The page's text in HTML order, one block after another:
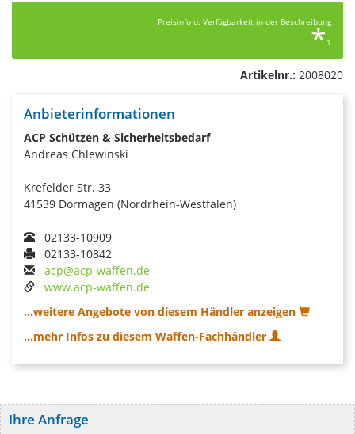
Preisinfo u. Verfügbarkeit in der Beschreibung
*1
Artikelnr.: 2008020
Anbieterinformationen
ACP Schützen & Sicherheitsbedarf
Andreas Chlewinski
Krefelder Str. 33
41539 Dormagen (Nordrhein-Westfalen)
02133-10909
02133-10842
acp@acp-waffen.de
www.acp-waffen.de
...weitere Angebote von diesem Händler anzeigen
...mehr Infos zu diesem Waffen-Fachhändler
Ihre Anfrage